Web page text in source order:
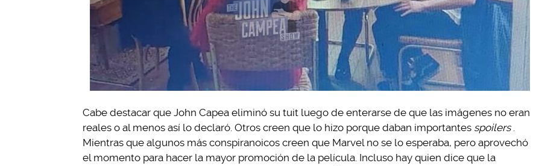
Cabe destacar que John Capea eliminó su tuit luego de enterarse de que las imágenes no eran
reales o al menos así lo declaró. Otros creen que lo hizo porque daban importantes spoilers .
Mientras que algunos más conspiranoicos creen que Marvel no se lo esperaba, pero aprovechó
el momento para hacer la mayor promoción de la película. Incluso hay quien dice que la